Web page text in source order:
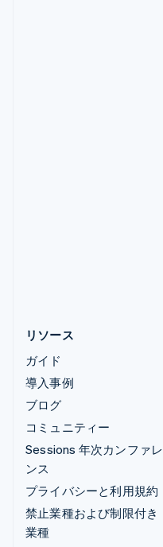
リソース
ガイド
導入事例
ブログ
コミュニティー
Sessions 年次カンファレ
ンス
プライバシーと利用規約
禁止業種および制限付き
業種